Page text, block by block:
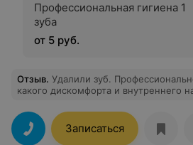
Профессиональная гигиена 1
зуба
от 5 руб.
Отзыв. Удалили зуб.
какого дискомфорта и внутреннего
Записаться